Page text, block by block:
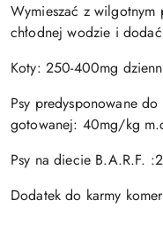
Wymieszać z wilgotnym
chłodnej wodzie i
Koty: 250-400mg
Psy predysponowane
gotowanej: 40mg/kg
Psy na diecie B.A.R.F.
Dodatek do karmy